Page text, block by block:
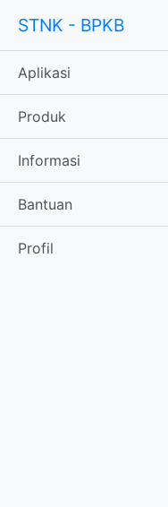
STNK - BPKB
Aplikasi
Produk
Informasi
Bantuan
Profil